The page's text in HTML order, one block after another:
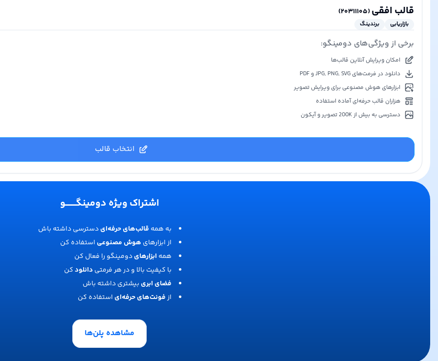
قالب افقی(۲۰۳۱۱۱۰۵)
بازاریابی برندینگ
برخی از ویژگی‌های دومینگو:
امکان ویرایش آنلاین قالب‌ها
دانلود در فرمت‌های JPG, PNG, SVG و PDF
ابزارهای هوش مصنوعی برای ویرایش تصویر
هزاران قالب حرفه‌ای آماده استفاده
دسترسی به بیش از 200K تصویر و آیکون
انتخاب قالب
اشتراک ویژه دومینگـــــــو
به همه قالب‌های حرفه‌ایدسترسی داشته باش
از ابزارهای هوش مصنوعی استفاده کن
همه ابزارهایدومینگو را فعال کن
با کیفیت بالا و در هر فرمتی دانلودکن
فضای ابری بیشتری داشته باش
ازفونت‌های حرفه‌ای استفاده کن
مشاهده پلن‌ها